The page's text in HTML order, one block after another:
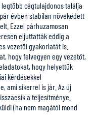
cégtulajdonos találja
évben stabilan növekedett
Ezzel párhuzamosan
eljuttatták eddig a
vezetői gyakorlatát is.
hogy felvegyen egy vezetőt,
hogy helyettük
kérdésekkel
ami sikerrel is jár. Az új
a teljesítménye.
(ha nem magától mond